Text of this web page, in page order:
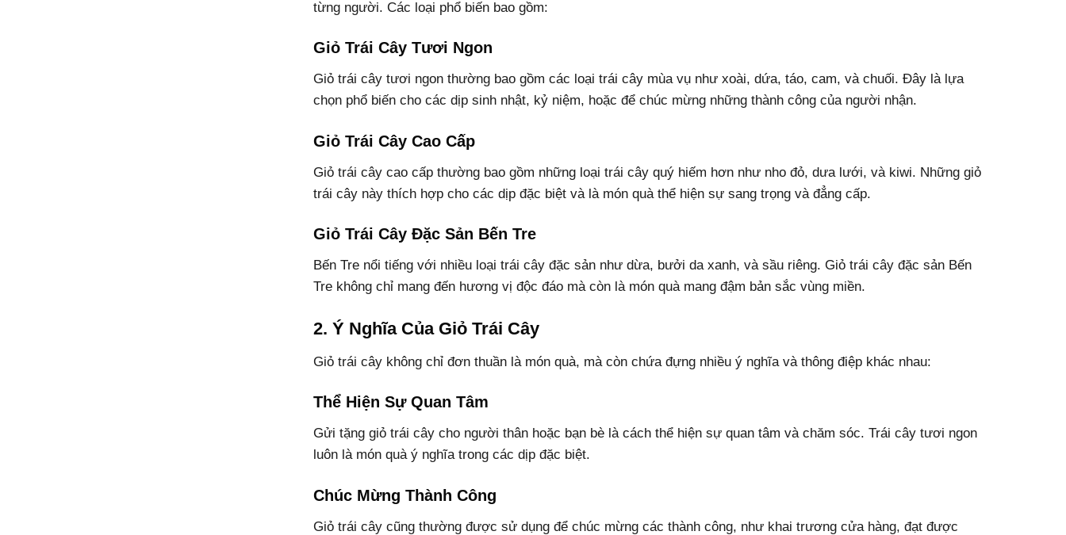
từng người. Các loại phổ biến bao gồm:
Giỏ Trái Cây Tươi Ngon
Giỏ trái cây tươi ngon thường bao gồm các loại trái cây mùa vụ như xoài, dứa, táo, cam, và chuối. Đây là lựa
chọn phổ biến cho các dịp sinh nhật, kỷ niệm, hoặc để chúc mừng những thành công của người nhận.
Giỏ Trái Cây Cao Cấp
Giỏ trái cây cao cấp thường bao gồm những loại trái cây quý hiếm hơn như nho đỏ, dưa lưới, và kiwi. Những giỏ
trái cây này thích hợp cho các dịp đặc biệt và là món quà thể hiện sự sang trọng và đẳng cấp.
Giỏ Trái Cây Đặc Sản Bến Tre
Bến Tre nổi tiếng với nhiều loại trái cây đặc sản như dừa, bưởi da xanh, và sầu riêng. Giỏ trái cây đặc sản Bến
Tre không chỉ mang đến hương vị độc đáo mà còn là món quà mang đậm bản sắc vùng miền.
2. Ý Nghĩa Của Giỏ Trái Cây
Giỏ trái cây không chỉ đơn thuần là món quà, mà còn chứa đựng nhiều ý nghĩa và thông điệp khác nhau:
Thể Hiện Sự Quan Tâm
Gửi tặng giỏ trái cây cho người thân hoặc bạn bè là cách thể hiện sự quan tâm và chăm sóc. Trái cây tươi ngon
luôn là món quà ý nghĩa trong các dịp đặc biệt.
Chúc Mừng Thành Công
Giỏ trái cây cũng thường được sử dụng để chúc mừng các thành công, như khai trương cửa hàng, đạt được